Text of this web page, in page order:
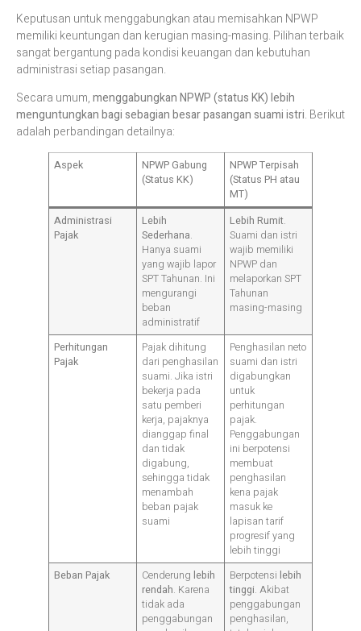
Keputusan untuk menggabungkan atau memisahkan NPWP
memiliki keuntungan dan kerugian masing-masing. Pilihan terbaik
sangat bergantung pada kondisi keuangan dan kebutuhan
administrasi setiap pasangan.​
Secara umum,menggabungkan NPWP (status KK) lebih
menguntungkan bagi sebagian besar pasangan suami istri. Berikut
adalah perbandingan detailnya:​
Aspek
NPWP Gabung
(Status KK)
NPWP Terpisah
(Status PH atau
MT)
Administrasi
Pajak
Lebih
Sederhana.
Hanya suami
yang wajib lapor
SPT Tahunan. Ini
mengurangi
beban
administratif
Lebih Rumit.
Suami dan istri
wajib memiliki
NPWP dan
melaporkan SPT
Tahunan
masing-masing
Perhitungan
Pajak
Pajak dihitung
dari penghasilan
suami. Jika istri
bekerja pada
satu pemberi
kerja, pajaknya
dianggap final
dan tidak
digabung,
sehingga tidak
menambah
beban pajak
suami
Penghasilan neto
suami dan istri
digabungkan
untuk
perhitungan
pajak.
Penggabungan
ini berpotensi
membuat
penghasilan
kena pajak
masuk ke
lapisan tarif
progresif yang
lebih tinggi
Beban Pajak
Cenderung lebih
rendah. Karena
tidak ada
penggabungan
Berpotensi lebih
tinggi. Akibat
penggabungan
penghasilan,